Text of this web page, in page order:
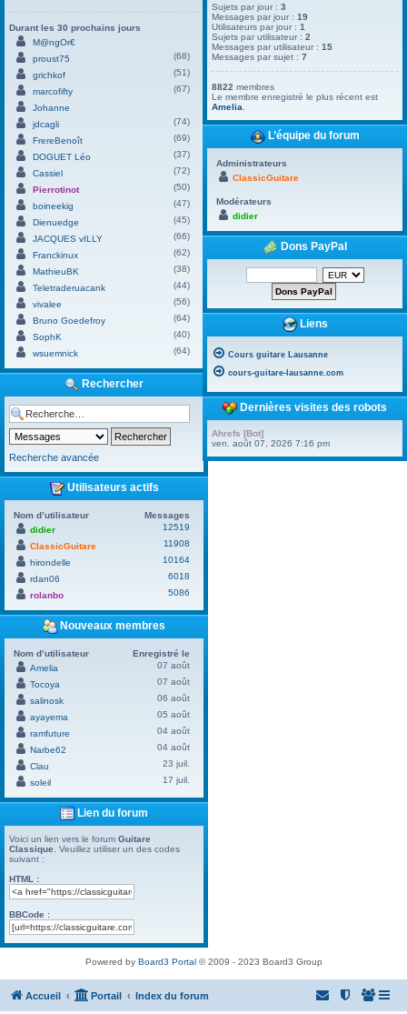
Durant les 30 prochains jours
M@ngOr€
proust75
(68)
grichkof
(51)
marcofifty
(67)
Johanne
jdcagli
(74)
FrereBenoît
(69)
DOGUET Léo
(37)
Cassiel
(72)
Pierrotinot
(50)
boineekig
(47)
Dienuedge
(45)
JACQUES vILLY
(66)
Franckinux
(62)
MathieuBK
(38)
Teletraderuacank
(44)
vivalee
(56)
Bruno Goedefroy
(64)
SophK
(40)
wsuemnick
(64)
Rechercher
Recherche avancée
Utilisateurs actifs
Nom d’utilisateur
Messages
didier
12519
ClassicGuitare
11908
hirondelle
10164
rdan06
6018
rolanbo
5086
Nouveaux membres
Nom d’utilisateur
Enregistré le
Amelia
07 août
Tocoya
07 août
salinosk
06 août
ayayema
05 août
ramfuture
04 août
Narbe62
04 août
Clau
23 juil.
soleil
17 juil.
Lien du forum
Voici un lien vers le forum Guitare
Classique . Veuillez utiliser un des codes
suivant :
HTML :
BBCode :
Sujets par jour :3
Messages par jour :19
Utilisateurs par jour :1
Sujets par utilisateur :2
Messages par utilisateur :15
Messages par sujet :7
8822 membres
Le membre enregistré le plus récent est
Amelia
L’équipe du forum
Administrateurs
ClassicGuitare
Modérateurs
didier
Dons PayPal
Liens
Cours guitare Lausanne
cours-guitare-lausanne.com
Dernières visites des robots
Ahrefs [Bot]
ven. août 07, 2026 7:16 pm
Powered by Board3 Portal© 2009 - 2023 Board3 Group
Accueil Portail Index du forum